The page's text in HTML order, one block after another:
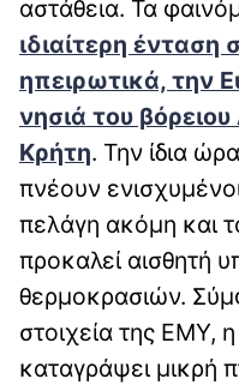
αστάθεια. Τα
ιδιαίτερη ένταση
ηπειρωτικά, την
νησιά του
Κρήτη. Την ίδια
πνέουν
πελάγη ακόμη και
προκαλεί αισθητή
θερμοκρασιών.
στοιχεία της ΕΜΥ,
καταγράψει μικρή